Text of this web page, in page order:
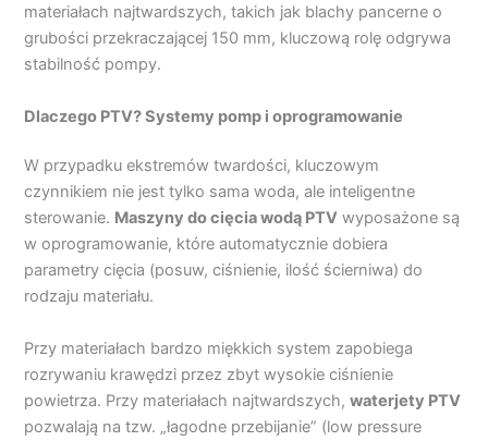
materiałach najtwardszych, takich jak blachy pancerne o
grubości przekraczającej 150 mm, kluczową rolę odgrywa
stabilność pompy.
Dlaczego PTV? Systemy pomp i oprogramowanie
W przypadku ekstremów twardości, kluczowym
czynnikiem nie jest tylko sama woda, ale inteligentne
sterowanie. Maszynydo cięcia wodą PTV wyposażone są
w oprogramowanie, które automatycznie dobiera
parametry cięcia (posuw, ciśnienie, ilość ścierniwa) do
rodzaju materiału.
Przy materiałach bardzo miękkich system zapobiega
rozrywaniu krawędzi przez zbyt wysokie ciśnienie
powietrza. Przy materiałach najtwardszych,waterjety PTV
pozwalają na tzw. „łagodne przebijanie” (low pressure